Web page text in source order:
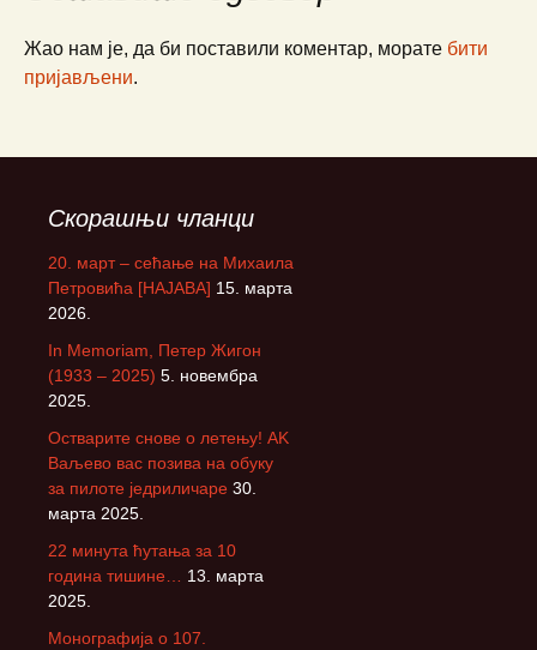
Жао нам је, да би поставили коментар, морате бити
пријављени.
Скорашњи чланци
20. март – сећање на Михаила
Петровића [НАЈАВА] 15. марта
2026.
In Memoriam, Петер Жигон
(1933 – 2025) 5. новембра
2025.
Остварите снове о летењу! АK
Ваљево вас позива на обуку
за пилоте једриличаре 30.
марта 2025.
22 минута ћутања за 10
година тишине… 13. марта
2025.
Монографија о 107.